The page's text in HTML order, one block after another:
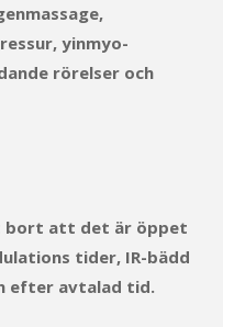
yinmyo-
rörelser och
bort att det är öppet
tider, IR-bädd
efter avtalad tid.